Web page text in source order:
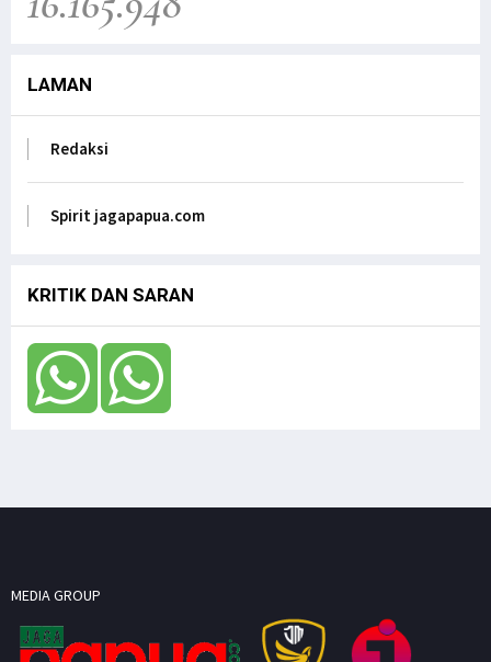
LAMAN
Redaksi
Spirit jagapapua.com
KRITIK DAN SARAN
MEDIA GROUP